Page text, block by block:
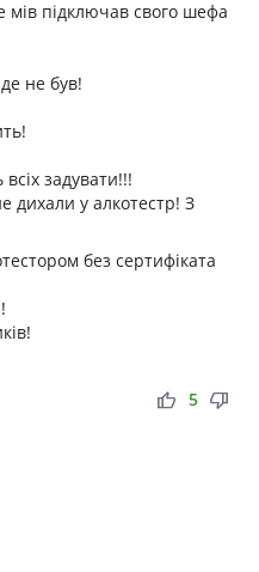
мів підключав свого шефа
не був!
задувати!!!
дихали у алкотестр! З
без сертифіката
thumb_up thumb_down
5